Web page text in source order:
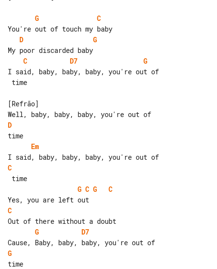
G
C
D
G
C
D7
G
I said, baby, baby, baby, you're out of
[Refrão]
D
Em
C
G C G
C
C
G
D7
G